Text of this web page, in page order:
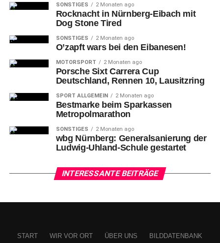
SONSTIGES 2 Monaten ago
Rocknacht in Nürnberg-Eibach mit
Dog Stone Tired
SONSTIGES 2 Monaten ago
O’zapft wars bei den Eibanesen!
MOTORSPORT 2 Monaten ago
Porsche Sixt Carrera Cup
Deutschland, Rennen 10, Lausitzring
SPORT ALLGEMEIN 2 Monaten ago
Bestmarke beim Sparkassen
Metropolmarathon
SONSTIGES 2 Monaten ago
wbg Nürnberg: Generalsanierung der
Ludwig-Uhland-Schule gestartet
INTERESSANTE BEITRÄGE
START WIR VOR ORT ÜBER UNS BILDDATENBANK